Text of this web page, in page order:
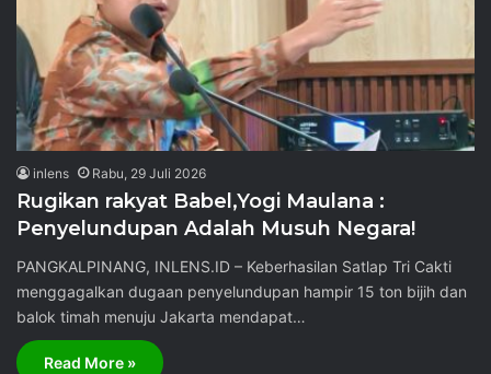
inlens Rabu, 29 Juli 2026
Rugikan rakyat Babel,Yogi Maulana :
Penyelundupan Adalah Musuh Negara!
PANGKALPINANG, INLENS.ID – Keberhasilan Satlap Tri Cakti
menggagalkan dugaan penyelundupan hampir 15 ton bijih dan
balok timah menuju Jakarta mendapat…
Read More »